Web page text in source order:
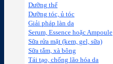
Dưỡng thể
Dưỡng tóc, ủ tóc
Giải pháp làn da
Serum, Essence hoặc Ampoule
Sữa rửa mặt (kem, gel, sữa)
Sữa tắm, xà bông
Tái tạo, chống lão hóa da